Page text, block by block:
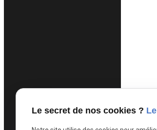
Le secret de nos cookies ?